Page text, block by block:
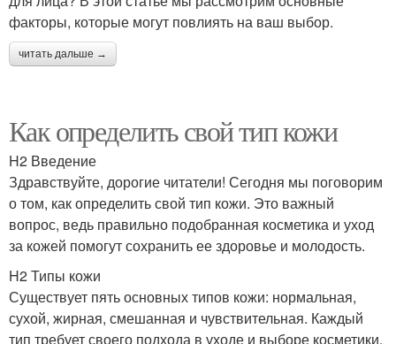
факторы, которые могут повлиять на ваш выбор.
читать дальше →
Как определить свой тип кожи
H2 Введение
Здравствуйте, дорогие читатели! Сегодня мы поговорим
о том, как определить свой тип кожи. Это важный
вопрос, ведь правильно подобранная косметика и уход
за кожей помогут сохранить ее здоровье и молодость.
H2 Типы кожи
Существует пять основных типов кожи: нормальная,
сухой, жирная, смешанная и чувствительная. Каждый
тип требует своего подхода в уходе и выборе косметики.